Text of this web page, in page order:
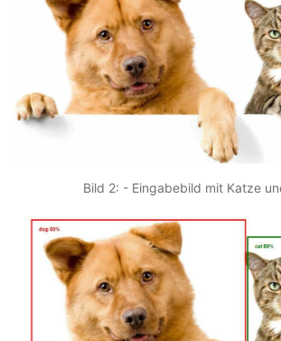
Bild 2: - Eingabebild mit Katze